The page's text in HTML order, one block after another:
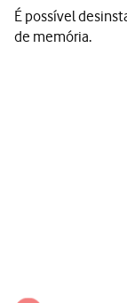
É possível
de memória.